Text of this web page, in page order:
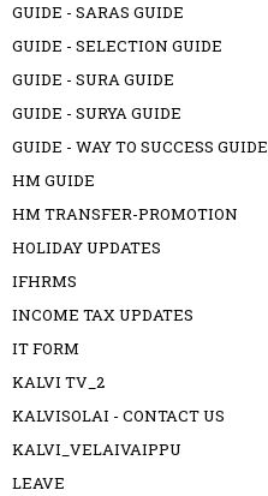
GUIDE - SARAS GUIDE
GUIDE - SELECTION GUIDE
GUIDE - SURA GUIDE
GUIDE - SURYA GUIDE
GUIDE - WAY TO SUCCESS GUIDE
HM GUIDE
HM TRANSFER-PROMOTION
HOLIDAY UPDATES
IFHRMS
INCOME TAX UPDATES
IT FORM
KALVI TV_2
KALVISOLAI - CONTACT US
KALVI_VELAIVAIPPU
LEAVE